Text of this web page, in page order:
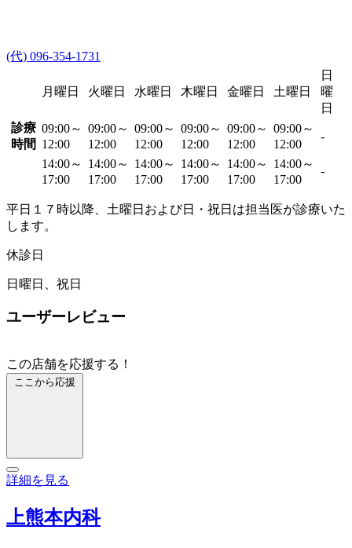
(代) 096-354-1731
月曜日 火曜日 水曜日 木曜日 金曜日 土曜日
日
曜
日
診療
時間
09:00～
12:00
09:00～
12:00
09:00～
12:00
09:00～
12:00
09:00～
12:00
09:00～
12:00
-
14:00～
17:00
14:00～
17:00
14:00～
17:00
14:00～
17:00
14:00～
17:00
14:00～
17:00
-
平日１７時以降、土曜日および日・祝日は担当医が診療いた
します。
休診日
日曜日、祝日
ユーザーレビュー
この店舗を応援する！
ここから応援
詳細を見る
上熊本内科